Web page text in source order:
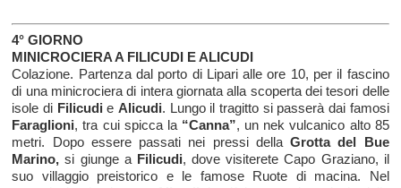
4° GIORNO
MINICROCIERA A FILICUDI E ALICUDI
Colazione. Partenza dal porto di Lipari alle ore 10, per il fascino
di una minicrociera di intera giornata alla scoperta dei tesori delle
isole di Filicudi e Alicudi. Lungo il tragitto si passerà dai famosi
Faraglioni, tra cui spicca la “Canna”, un nek vulcanico alto 85
metri. Dopo essere passati nei pressi dellaGrotta del Bue
Marino, si giunge a Filicudi, dove visiterete Capo Graziano, il
suo villaggio preistorico e le famose Ruote di macina. Nel